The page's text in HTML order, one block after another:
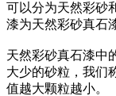
可以分为天然彩砂
漆为天然彩砂真石
天然彩砂真石漆中
大少的砂粒，我们
值越大颗粒越小。